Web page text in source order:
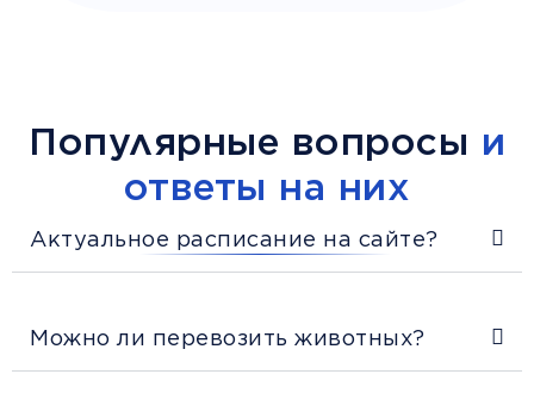
Популярные вопросы и
ответы на них
Актуальное расписание на сайте?
Можно ли перевозить животных?